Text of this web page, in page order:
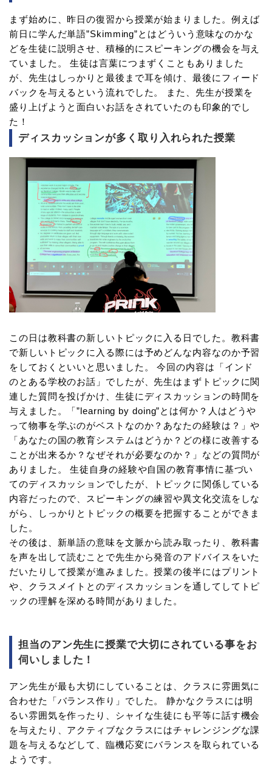
まず始めに、昨日の復習から授業が始まりました。例えば
前日に学んだ単語”Skimming”とはどういう意味なのかな
どを生徒に説明させ、積極的にスピーキングの機会を与え
ていました。 生徒は言葉につまずくこともありました
が、先生はしっかりと最後まで耳を傾け、最後にフィード
バックを与えるという流れでした。 また、先生が授業を
盛り上げようと面白いお話をされていたのも印象的でし
た！
ディスカッションが多く取り入れられた授業
この日は教科書の新しいトピックに入る日でした。教科書
で新しいトピックに入る際には予めどんな内容なのか予習
をしておくといいと思いました。 今回の内容は「インド
のとある学校のお話」でしたが、先生はまずトピックに関
連した質問を投げかけ、生徒にディスカッションの時間を
与えました。「”learning by doing”とは何か？人はどうや
って物事を学ぶのがベストなのか？あなたの経験は？」や
「あなたの国の教育システムはどうか？どの様に改善する
ことが出来るか？なぜそれが必要なのか？」などの質問が
ありました。 生徒自身の経験や自国の教育事情に基づい
てのディスカッションでしたが、トピックに関係している
内容だったので、スピーキングの練習や異文化交流をしな
がら、しっかりとトピックの概要を把握することができま
した。
その後は、新単語の意味を文脈から読み取ったり、教科書
を声を出して読むことで先生から発音のアドバイスをいた
だいたりして授業が進みました。授業の後半にはプリント
や、クラスメイトとのディスカッションを通してしてトピ
ックの理解を深める時間がありました。
担当のアン先生に授業で大切にされている事をお
伺いしました！
アン先生が最も大切にしていることは、クラスに雰囲気に
合わせた「バランス作り」でした。 静かなクラスには明
るい雰囲気を作ったり、シャイな生徒にも平等に話す機会
を与えたり、アクティブなクラスにはチャレンジングな課
題を与えるなどして、臨機応変にバランスを取られている
ようです。